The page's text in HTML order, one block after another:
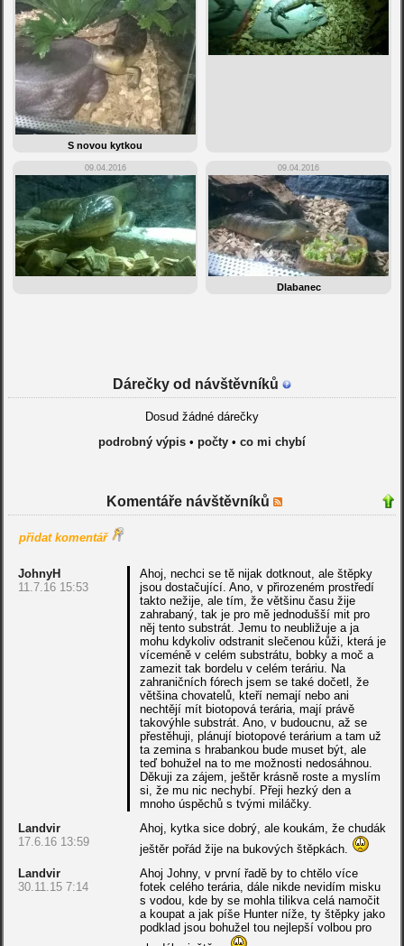
S novou kytkou
09.04.2016 09.04.2016
Dlabanec
Dárečky od návštěvníků
Dosud žádné dárečky
podrobný výpis• počty• co mi chybí
Komentáře návštěvníků
přidat komentář
JohnyH
11.7.16 15:53
Ahoj, nechci se tě nijak dotknout, ale štěpky
jsou dostačující. Ano, v přirozeném prostředí
takto nežije, ale tím, že většinu času žije
zahrabaný, tak je pro mě jednodušší mit pro
něj tento substrát. Jemu to neubližuje a ja
mohu kdykoliv odstranit slečenou kůži, která je
víceméně v celém substrátu, bobky a moč a
zamezit tak bordelu v celém teráriu. Na
zahraničních fórech jsem se také dočetl, že
většina chovatelů, kteří nemají nebo ani
nechtějí mít biotopová terária, mají právě
takovýhle substrát. Ano, v budoucnu, až se
přestěhuji, plánují biotopové terárium a tam už
ta zemina s hrabankou bude muset být, ale
teď bohužel na to me možnosti nedosáhnou.
Děkuji za zájem, ještěr krásně roste a myslím
si, že mu nic nechybí. Přeji hezký den a
mnoho úspěchů s tvými miláčky.
Landvir
17.6.16 13:59
Ahoj, kytka sice dobrý, ale koukám, že chudák
ještěr pořád žije na bukových štěpkách.
Landvir
30.11.15 7:14
Ahoj Johny, v první řadě by to chtělo více
fotek celého terária, dále nikde nevidím misku
s vodou, kde by se mohla tilikva celá namočit
a koupat a jak píše Hunter níže, ty štěpky jako
podklad jsou bohužel tou nejlepší volbou pro